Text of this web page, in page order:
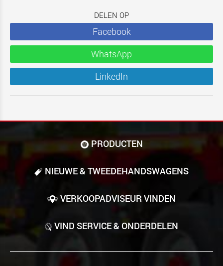
DELEN OP
Facebook
WhatsApp
LinkedIn
PRODUCTEN
NIEUWE & TWEEDE­HANDS­WAGENS
VERKOOPADVISEUR VINDEN
VIND SERVICE & ONDERDELEN